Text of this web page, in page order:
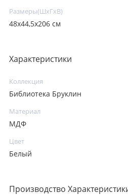
Размеры(ШxГxВ)
48х44,5х206 см
Характеристики
Коллекция
Библиотека Бруклин
Материал
МДФ
Цвет
Белый
Производство